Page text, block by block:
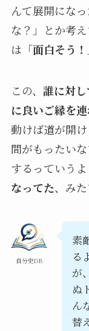
んて展開にな
な？」とか考
は「面白そう！
この、 誰に対
に良いご縁を
動けば道が開
間がもったい
するっていうよ
なってた、み
自分史DB
素
る
が
ぬ
ん
替